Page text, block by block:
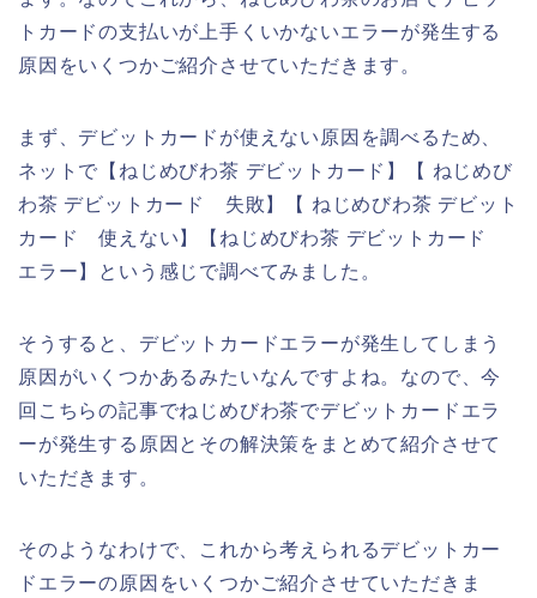
トカードの支払いが上手くいかないエラーが発生する
原因をいくつかご紹介させていただきます。
まず、デビットカードが使えない原因を調べるため、
ネットで【ねじめびわ茶 デビットカード】【 ねじめび
わ茶 デビットカード 失敗】【 ねじめびわ茶 デビット
カード 使えない】【ねじめびわ茶 デビットカード
エラー】という感じで調べてみました。
そうすると、デビットカードエラーが発生してしまう
原因がいくつかあるみたいなんですよね。なので、今
回こちらの記事でねじめびわ茶でデビットカードエラ
ーが発生する原因とその解決策をまとめて紹介させて
いただきます。
そのようなわけで、これから考えられるデビットカー
ドエラーの原因をいくつかご紹介させていただきま